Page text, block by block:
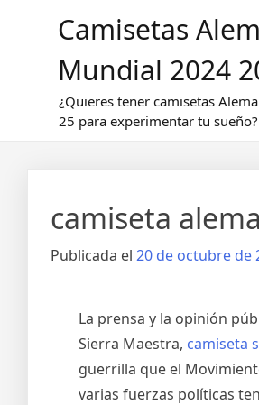
Camisetas
Mundial 2024
¿Quieres tener camisetas
25 para experimentar tu sueño?
camiseta
Publicada el 20 de octubre de
La prensa y la opinión
Sierra Maestra, camiseta
guerrilla que el
varias fuerzas políticas